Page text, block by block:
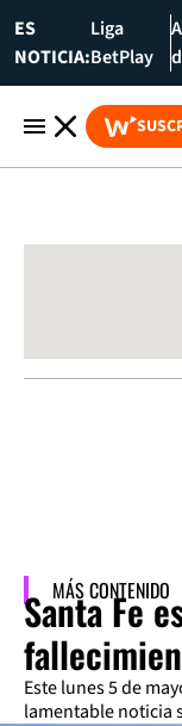
ES
NOTICIA:
Liga
BetPlay
MÁS CONTENIDO
Santa Fe
Este lunes 5 de
lamentable noticia